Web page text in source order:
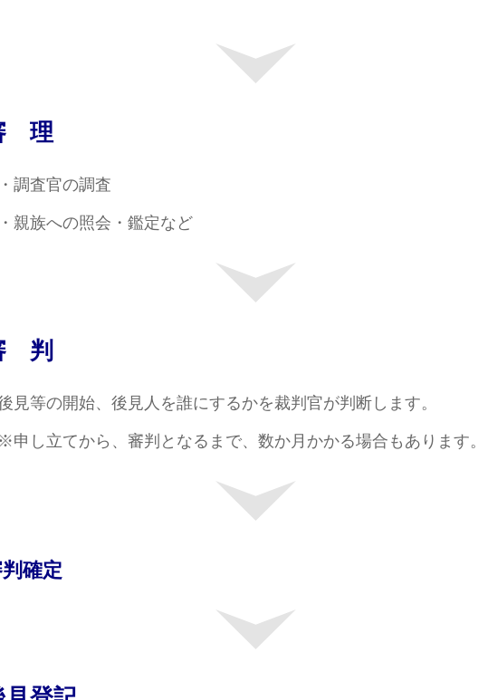
理
の調査
の照会 ・鑑定など
判
始、後見人を誰にするかを裁判官が判断します。
から、審判となるまで、数か月かかる場合もあります。
確定